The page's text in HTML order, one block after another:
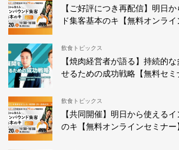
【ご好評につき再配信】明日
ド集客基本のキ【無料オンライ
飲食トピックス
【焼肉経営者が語る】持続的
せるための成功戦略【無料セミ
飲食トピックス
【共同開催】明日から使える
のキ【無料オンラインセミナー